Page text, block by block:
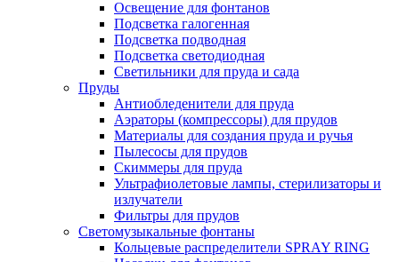
Освещение для фонтанов
Подсветка галогенная
Подсветка подводная
Подсветка светодиодная
Светильники для пруда и сада
Пруды
Антиобледенители для пруда
Аэраторы (компрессоры) для прудов
Материалы для создания пруда и ручья
Пылесосы для прудов
Скиммеры для пруда
Ультрафиолетовые лампы, стерилизаторы и
излучатели
Фильтры для прудов
Светомузыкальные фонтаны
Кольцевые распределители SPRAY RING